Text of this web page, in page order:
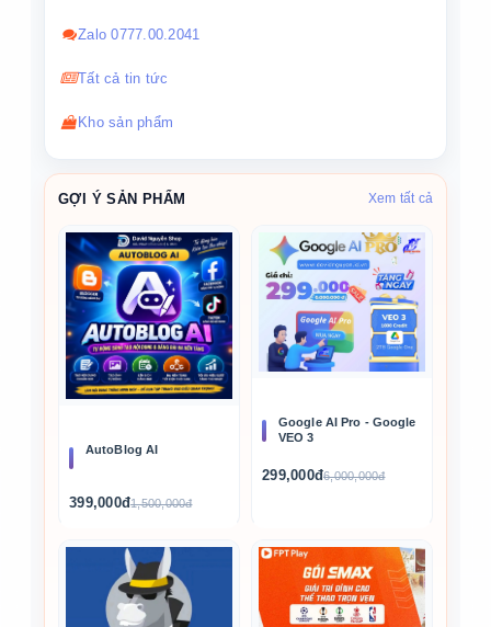
Zalo 0777.00.2041
Tất cả tin tức
Kho sản phẩm
GỢI Ý SẢN PHẨM Xem tất cả
AutoBlog AI
399,000đ1,500,000đ
Google AI Pro - Google
VEO 3
299,000đ6,000,000đ